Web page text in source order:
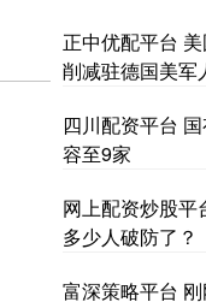
正中优配平台
削减驻德国美军
四川配资平台
容至9家
网上配资炒股平
多少人破防了？
富深策略平台